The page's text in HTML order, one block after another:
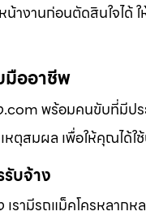
น้างานก่อนตัดสินใจ
มืออาชีพ
.com พร้อมคนขับที่มี
หตุสมผล เพื่อให้คุณได้
รับจ้าง
เรามีรถแม็คโครหลา